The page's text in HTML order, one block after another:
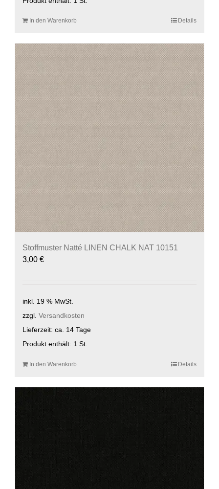
In den Warenkorb Details
Stoffmuster Natté LINEN CHALK NAT 10151
3,00 €
inkl. 19 % MwSt.
zzgl. Versandkosten
Lieferzeit: ca. 14 Tage
Produkt enthält: 1 St.
In den Warenkorb Details